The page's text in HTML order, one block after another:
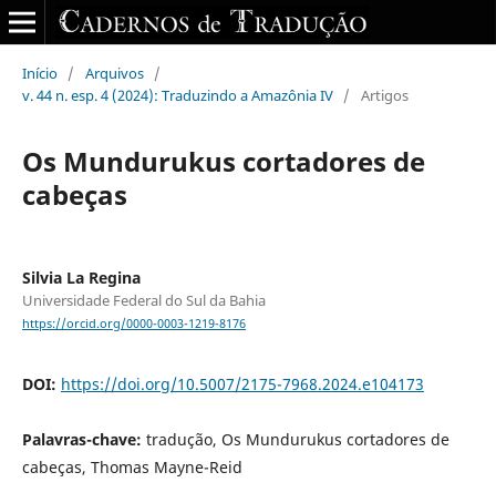
Início / Arquivos /
v. 44 n. esp. 4 (2024): Traduzindo a Amazônia IV / Artigos
Os Mundurukus cortadores de
cabeças
Silvia La Regina
Universidade Federal do Sul da Bahia
https://orcid.org/0000-0003-1219-8176
DOI: https://doi.org/10.5007/2175-7968.2024.e104173
Palavras-chave: tradução, Os Mundurukus cortadores de
cabeças, Thomas Mayne-Reid